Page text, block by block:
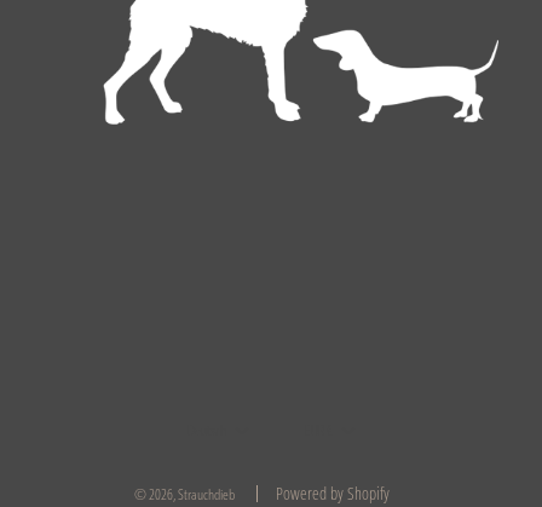
© 2026, Strauchdieb Powered by Shopify